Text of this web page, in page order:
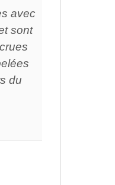
avec
sont
du